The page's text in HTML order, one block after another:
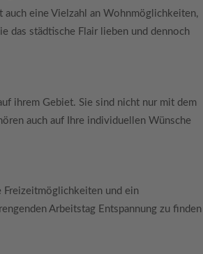
auch eine Vielzahl an Wohnmöglichkeiten,
das städtische Flair lieben und dennoch
ihrem Gebiet. Sie sind nicht nur mit dem
auch auf Ihre individuellen Wünsche
Freizeitmöglichkeiten und ein
Arbeitstag Entspannung zu finden